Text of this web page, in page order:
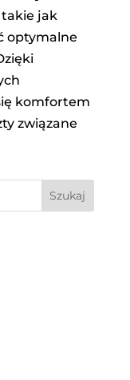
jak
optymalne
komfortem
związane